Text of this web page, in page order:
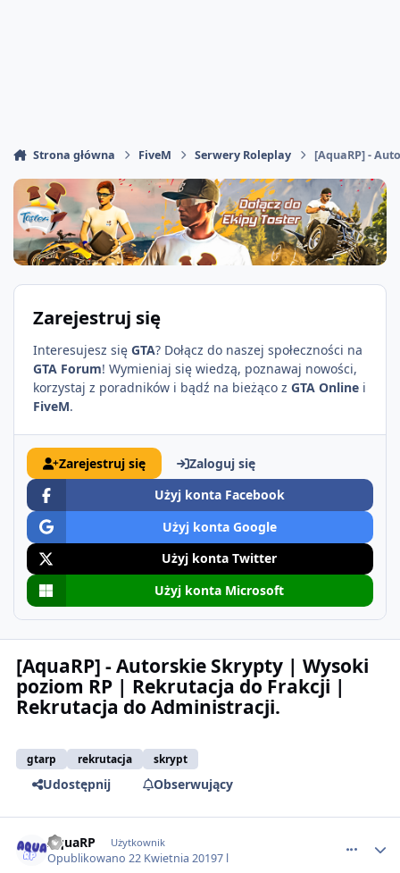
Strona główna FiveM Serwery Roleplay [AquaRP] -
Zarejestruj się
Interesujesz się GTA? Dołącz do naszej społeczności na
GTA Forum! Wymieniaj się wiedzą, poznawaj nowości,
korzystaj z poradników i bądź na bieżąco z GTA Online i
FiveM.
Zarejestruj się
Zaloguj się
Użyj konta Facebook
Użyj konta Google
Użyj konta Twitter
Użyj konta Microsoft
[AquaRP] - Autorskie Skrypty | Wysoki
poziom RP | Rekrutacja do Frakcji |
Rekrutacja do Administracji.
gtarp rekrutacja skrypt
Udostępnij Obserwujący
AquaRP Użytkownik
Opublikowano22 Kwietnia 20197 l